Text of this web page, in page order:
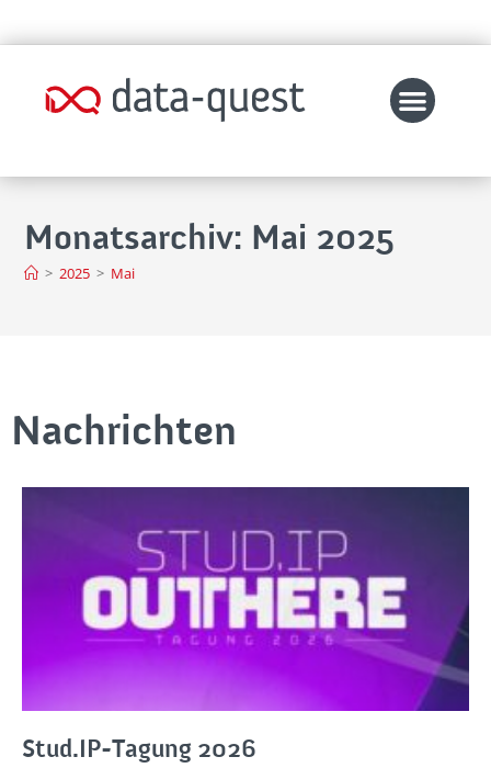
Monatsarchiv: Mai 2025
> 2025 > Mai
Nachrichten
Stud.IP-Tagung 2026